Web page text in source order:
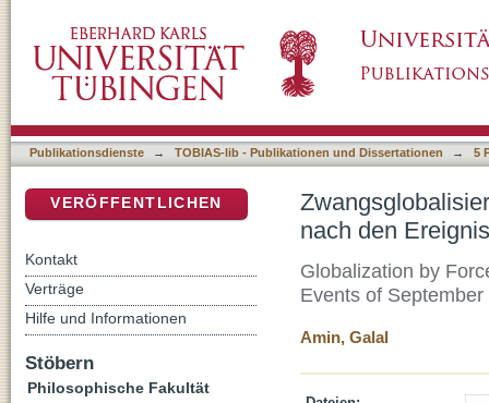
September 2001
Publikationsdienste → TOBIAS-lib - Publikationen und Dissertationen → 5
nach den
Globalization by
Events of September
Amin, Galal
VERÖFFENTLICHEN
Kontakt
Verträge
Hilfe und Informationen
Stöbern
Philosophische Fakultät